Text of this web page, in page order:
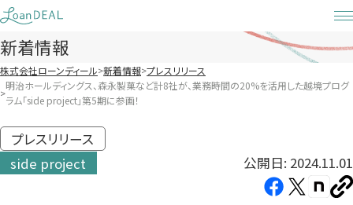
Skip
to
content
新着情報
株式会社ローンディール 新着情報 プレスリリース
明治ホールディングス、森永製菓など計8社が、業務時間の20%を活用した越境プログ
ラム「side project」第5期に参画！
プレスリリース
side project
公開日: 2024.11.01
Facebook（新
X（新 note（新